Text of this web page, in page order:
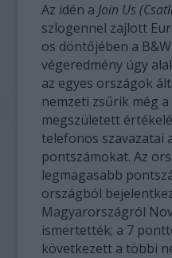
Az idén a Join Us
szlogennel zajlott
os döntőjében a
végeredmény úgy
az egyes országok
nemzeti zsűrik még
megszületett
telefonos szavazatai
pontszámokat. Az
legmagasabb
országból
Magyarországról
ismertették; a 7
következett a többi